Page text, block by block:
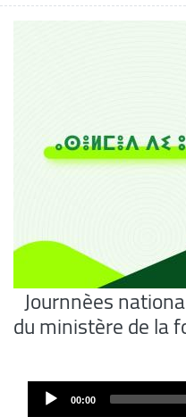
Journnèes
du ministère de la
00:00